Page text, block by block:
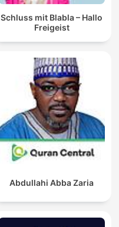
Schluss mit Blabla – Hallo
Freigeist
Abdullahi Abba Zaria